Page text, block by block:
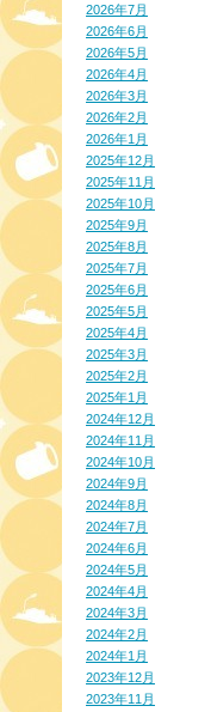
2026年7月
2026年6月
2026年5月
2026年4月
2026年3月
2026年2月
2026年1月
2025年12月
2025年11月
2025年10月
2025年9月
2025年8月
2025年7月
2025年6月
2025年5月
2025年4月
2025年3月
2025年2月
2025年1月
2024年12月
2024年11月
2024年10月
2024年9月
2024年8月
2024年7月
2024年6月
2024年5月
2024年4月
2024年3月
2024年2月
2024年1月
2023年12月
2023年11月